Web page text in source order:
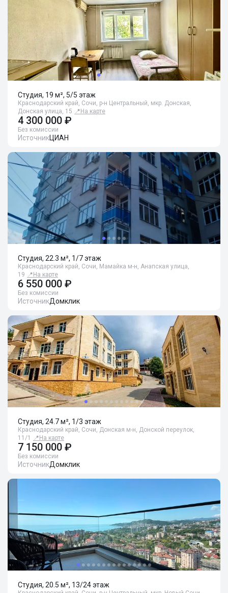
Студия, 19 м², 5/5 этаж
Краснодарский край, Сочи, р-н Центральный, мкр. Донская,
Донская улица, 15 📍 На карте
4 300 000 ₽
Без комиссии
ИсточникЦИАН
Студия, 22.3 м², 1/7 этаж
Краснодарский край, Сочи, Мамайка м-н, Анапская улица,
19 📍 На карте
6 550 000 ₽
Без комиссии
ИсточникДомклик
Студия, 24.7 м², 1/3 этаж
Краснодарский край, Сочи, Донская м-н, Донской переулок,
11/1
📍 На карте
7 150 000 ₽
Без комиссии
ИсточникДомклик
Студия, 20.5 м², 13/24 этаж